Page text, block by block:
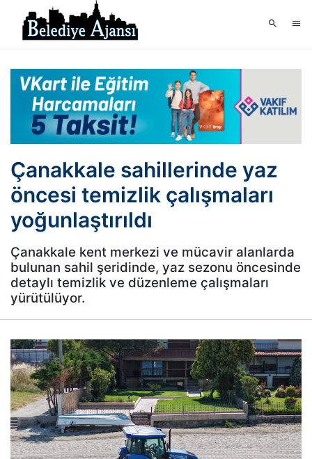
Çanakkale sahillerinde yaz
öncesi temizlik çalışmaları
yoğunlaştırıldı
Çanakkale kent merkezi ve mücavir alanlarda
bulunan sahil şeridinde, yaz sezonu öncesinde
detaylı temizlik ve düzenleme çalışmaları
yürütülüyor.